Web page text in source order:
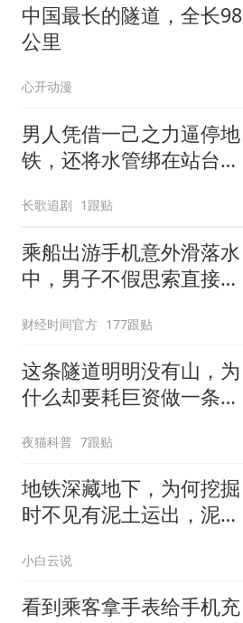
中国最长的隧道，全长98
公里
心开动漫
男人凭借一己之力逼停地
铁，还将水管绑在站台
长歌追剧 1跟贴
乘船出游手机意外滑落水
中，男子不假思索直接下
财经时间官方 177跟贴
这条隧道明明没有山，为
什么却要耗巨资做一条水
夜猫科普 7跟贴
地铁深藏地下，为何挖掘
时不见有泥土运出，泥土
小白云说
看到乘客拿手表给手机充